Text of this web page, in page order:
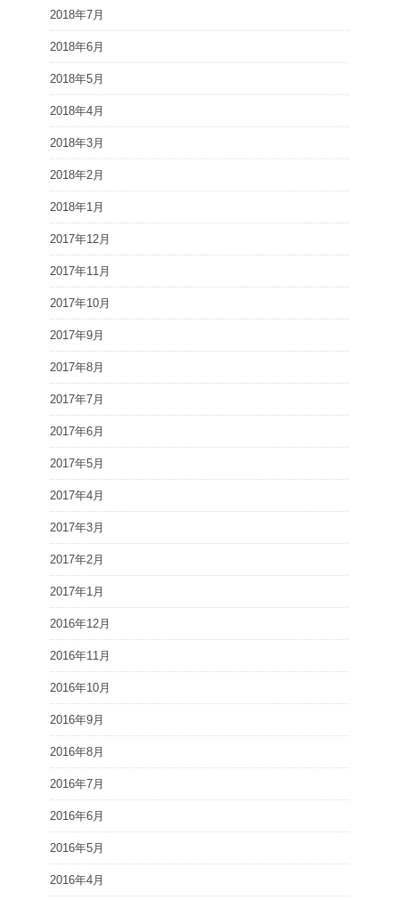
2018年7月
2018年6月
2018年5月
2018年4月
2018年3月
2018年2月
2018年1月
2017年12月
2017年11月
2017年10月
2017年9月
2017年8月
2017年7月
2017年6月
2017年5月
2017年4月
2017年3月
2017年2月
2017年1月
2016年12月
2016年11月
2016年10月
2016年9月
2016年8月
2016年7月
2016年6月
2016年5月
2016年4月